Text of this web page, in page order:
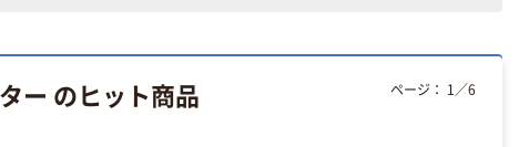
ー のヒット商品 ページ： 1 ／6